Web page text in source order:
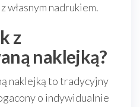
własnym nadrukiem.
z
naklejką?
naklejką to tradycyjny
o indywidualnie